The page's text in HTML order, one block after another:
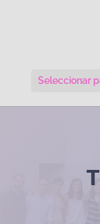
Seleccionar